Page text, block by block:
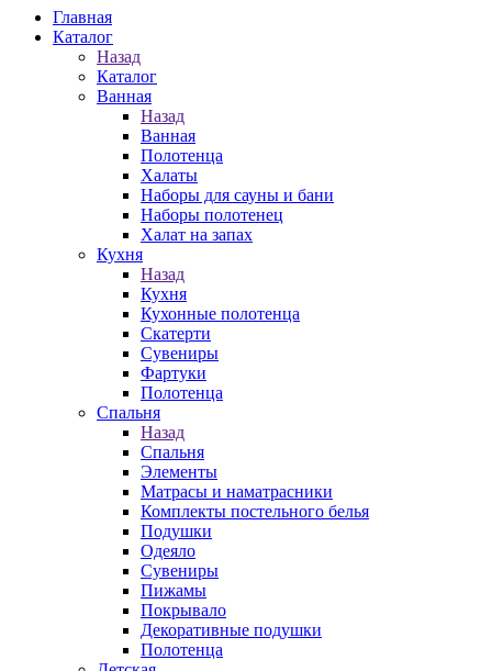
Главная
Каталог
Назад
Каталог
Ванная
Назад
Ванная
Полотенца
Халаты
Наборы для сауны и бани
Наборы полотенец
Халат на запах
Кухня
Назад
Кухня
Кухонные полотенца
Скатерти
Сувениры
Фартуки
Полотенца
Спальня
Назад
Спальня
Элементы
Матрасы и наматрасники
Комплекты постельного белья
Подушки
Одеяло
Сувениры
Пижамы
Покрывало
Декоративные подушки
Полотенца